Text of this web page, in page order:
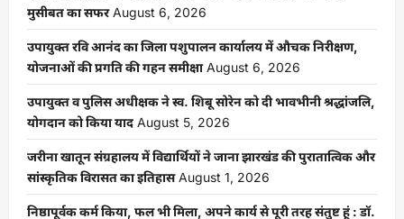
मुसीबत का सफर August 6, 2026
उपायुक्त रवि आनंद का जिला पशुपालन कार्यालय में औचक निरीक्षण,
योजनाओं की प्रगति की गहन समीक्षा August 6, 2026
उपायुक्त व पुलिस अधीक्षक ने स्व. शिबू सोरेन को दी भावभीनी श्रद्धांजलि,
योगदान को किया याद August 5, 2026
जरीना खातून संग्रहालय में विद्यार्थियों ने जाना झारखंड की पुरातात्विक और
सांस्कृतिक विरासत का इतिहास August 1, 2026
निष्ठापूर्वक कर्म किया, फल भी मिला, अपने कार्य से पूरी तरह संतुष्ट हूं : डॉ.